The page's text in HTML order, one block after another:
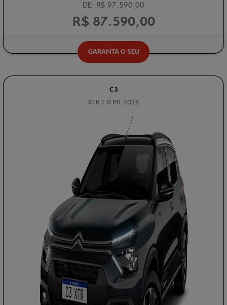
DE: R$ 97.590,00
R$ 87.590,00
GARANTA O SEU
C3
XTR 1.0 MT 2026